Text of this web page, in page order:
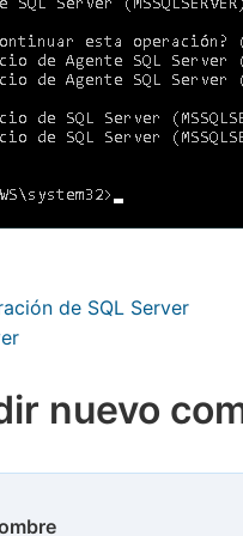
de SQL Server
nuevo